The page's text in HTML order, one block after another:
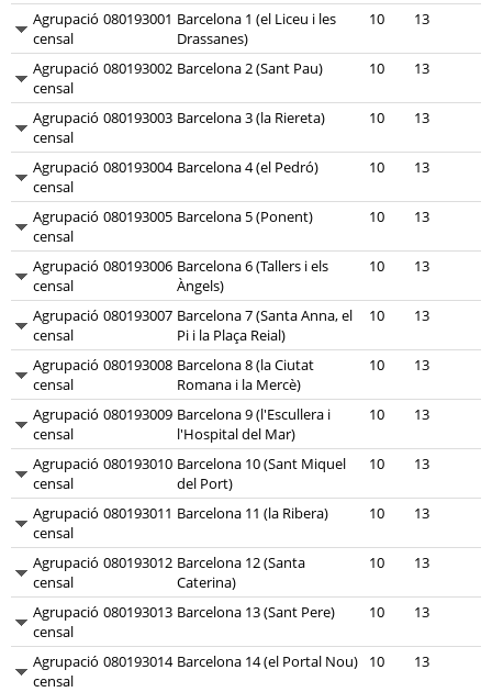
Agrupació
censal
080193001 Barcelona 1 (el Liceu i les
Drassanes)
10 13
Agrupació
censal
080193002 Barcelona 2 (Sant Pau) 10 13
Agrupació
censal
080193003 Barcelona 3 (la Riereta) 10 13
Agrupació
censal
080193004 Barcelona 4 (el Pedró) 10 13
Agrupació
censal
080193005 Barcelona 5 (Ponent) 10 13
Agrupació
censal
080193006 Barcelona 6 (Tallers i els
Àngels)
10 13
Agrupació
censal
080193007 Barcelona 7 (Santa Anna, el
Pi i la Plaça Reial)
10 13
Agrupació
censal
080193008 Barcelona 8 (la Ciutat
Romana i la Mercè)
10 13
Agrupació
censal
080193009 Barcelona 9 (l'Escullera i
l'Hospital del Mar)
10 13
Agrupació
censal
080193010 Barcelona 10 (Sant Miquel
del Port)
10 13
Agrupació
censal
080193011 Barcelona 11 (la Ribera) 10 13
Agrupació
censal
080193012 Barcelona 12 (Santa
Caterina)
10 13
Agrupació
censal
080193013 Barcelona 13 (Sant Pere) 10 13
Agrupació
censal
080193014 Barcelona 14 (el Portal Nou) 10 13